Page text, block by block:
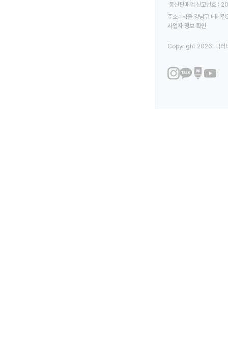
통신판매업 신고번호
주소 : 서울 강남구 테헤
사업자 정보 확인
Copyright 2026. 닥터